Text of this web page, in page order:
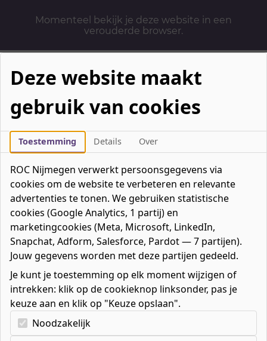
Momenteel bekijk je deze website in een
verouderde browser.
Mbo-opleidingen
Werken & Leren
Mavo / havo / vwo
Contact
Over ons
Bedrijven
Favorieten0favorieten
Mijn ROC
Zoeken
Deze website maakt
gebruik van cookies
Toestemming Details Over
ROC Nijmegen verwerkt persoonsgegevens via
cookies om de website te verbeteren en relevante
advertenties te tonen. We gebruiken statistische
cookies (Google Analytics, 1 partij) en
marketingcookies (Meta, Microsoft, LinkedIn,
Snapchat, Adform, Salesforce, Pardot — 7 partijen).
Jouw gegevens worden met deze partijen gedeeld.
Je kunt je toestemming op elk moment wijzigen of
intrekken: klik op de cookieknop linksonder, pas je
keuze aan en klik op "Keuze opslaan".
Kies uw cookie-voorkeuren
Noodzakelijk